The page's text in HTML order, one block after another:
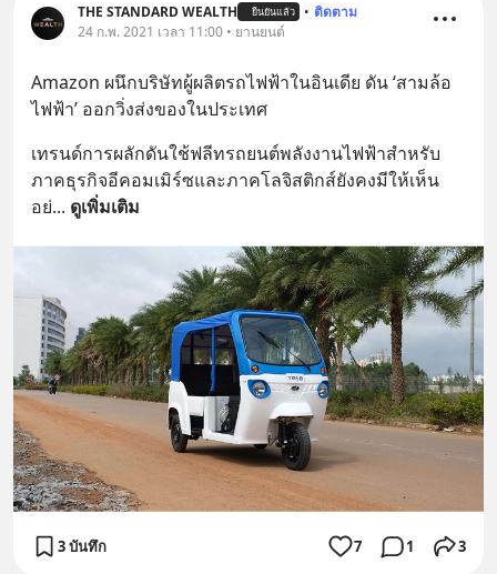
THE STANDARD WEALTH ยืนยันแล้ว • ติดตาม
24 ก.พ. 2021 เวลา 11:00 • ยานยนต์
Amazon ผนึกบริษัทผู้ผลิตรถไฟฟ้าในอินเดีย ดัน ‘สามล้อ
ไฟฟ้า’ ออกวิ่งส่งของในประเทศ
เทรนด์การผลักดันใช้ฟลีทรถยนต์พลังงานไฟฟ้าสำหรับ
ภาคธุรกิจอีคอมเมิร์ซและภาคโลจิสติกส์ยังคงมีให้เห็น
อย่... ดูเพิ่มเติม
3 บันทึก 7 1 3